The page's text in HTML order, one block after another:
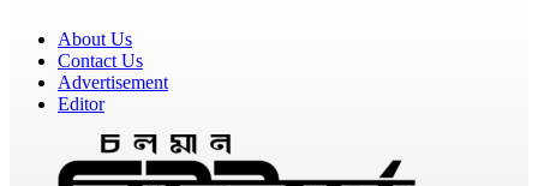
About Us
Contact Us
Advertisement
Editor